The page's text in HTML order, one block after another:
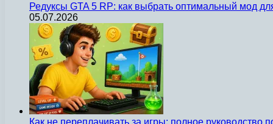
Редуксы GTA 5 RP: как выбрать оптимальный мод
05.07.2026
Как не переплачивать за игры: полное руководство